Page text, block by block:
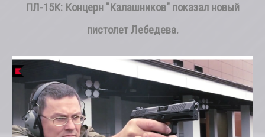
ПЛ-15К: Концерн "Калашников" показал новый
пистолет Лебедева.